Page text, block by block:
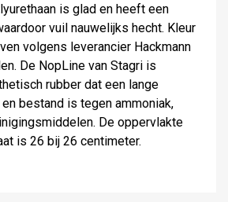
is glad en heeft een
vuil nauwelijks hecht. Kleur
volgens leverancier Hackmann
De NopLine van Stagri is
rubber dat een lange
bestand is tegen ammoniak,
De oppervlakte
is 26 bij 26 centimeter.